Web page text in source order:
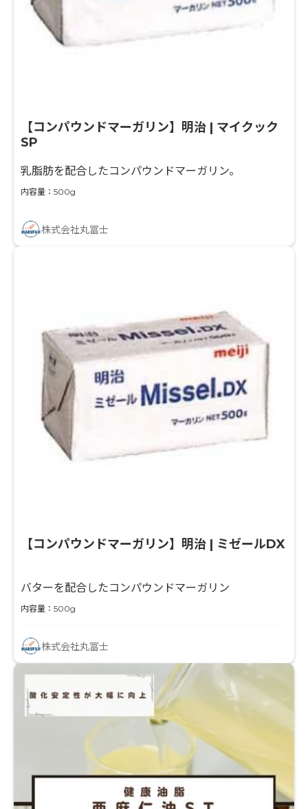
【コンパウンドマーガリン】明治 | マイクック
SP
乳脂肪を配合したコンパウンドマーガリン。
内容量：500g
株式会社丸冨士
【コンパウンドマーガリン】明治 | ミゼールDX
バターを配合したコンパウンドマーガリン
内容量：500g
株式会社丸冨士